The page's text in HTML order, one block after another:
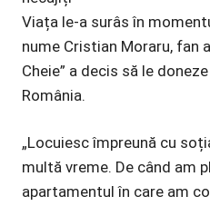
Viața le-a surâs în
nume Cristian Moraru, fan
Cheie” a decis să le
România.
„Locuiesc împreună cu
multă vreme. De când am
apartamentul în care am